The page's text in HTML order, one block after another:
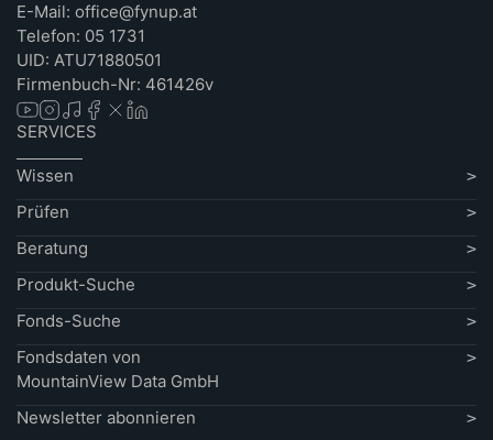
E-Mail: office@fynup.at
Telefon: 05 1731
UID: ATU71880501
Firmenbuch-Nr: 461426v
SERVICES
Wissen
Prüfen
Beratung
Produkt-Suche
Fonds-Suche
Fondsdaten von
MountainView Data GmbH
Newsletter abonnieren